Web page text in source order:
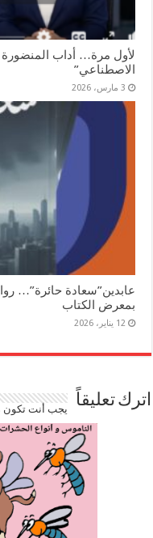
لأول مرة… أداب المنضورة
الاصطناعي”
3 مارس، 2026
عابدين”سعادة حائرة”…
بمعرض الكتاب
12 يناير، 2026
اترك تعليقاً يجب أنت تكون